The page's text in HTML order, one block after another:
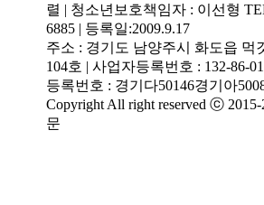
렬 | 청소년보호책임자 : 이선형
6885 | 등록일:2009.9.17
주소 : 경기도 남양주시 화도읍 먹
104호 | 사업자등록번호 : 132-86-
등록번호 : 경기다50146경기아
Copyright All right reserved ⓒ
문